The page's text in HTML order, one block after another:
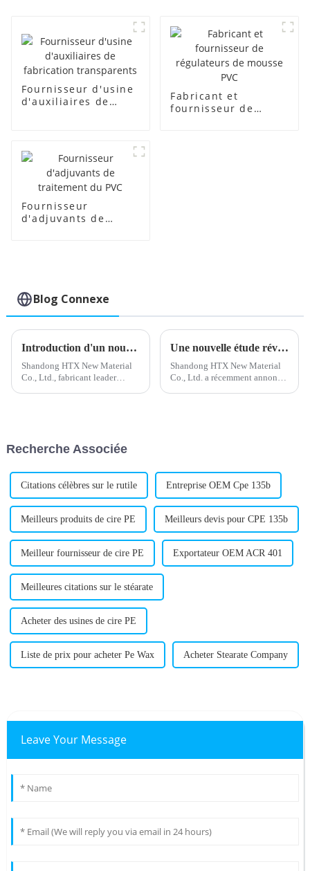
Fournisseur d'usine
d'auxiliaires de
Fabricant et
fournisseur de
Fournisseur
d'adjuvants de
Blog Connexe
Introduction d'un nouveau stabilisant calcium-zinc pour les formulations de PVC
Shandong HTX New Material
Co., Ltd., fabricant leader
thermique...
Une nouvelle étude révèle les risques potentiels du polyéthylène chloré
Shandong HTX New Material
Co., Ltd. a récemment annoncé
Recherche Associée
Citations célèbres sur le rutile Entreprise OEM Cpe 135b
Meilleurs produits de cire PE Meilleurs devis pour CPE 135b
Meilleur fournisseur de cire PE Exportateur OEM ACR 401
Meilleures citations sur le stéarate
Acheter des usines de cire PE
Liste de prix pour acheter Pe Wax Acheter Stearate Company
Leave Your Message